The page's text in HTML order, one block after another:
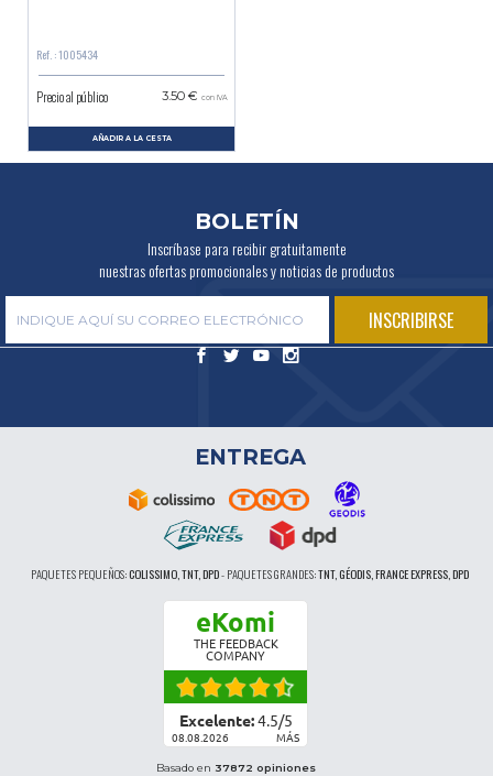
Ref. : 1005434
Precio al público 3.50 € con IVA
AÑADIR A LA CESTA
BOLETÍN
Inscríbase para recibir gratuitamente
nuestras ofertas promocionales y noticias de productos
ENTREGA
PAQUETES PEQUEÑOS:COLISSIMO, TNT, DPD-PAQUETES GRANDES:TNT, GÉODIS, FRANCE EXPRESS, DPD
eKomi
THE FEEDBACK
COMPANY
Excelente:4.5/5
08.08.2026 MÁS
Basado en 37872 opiniones